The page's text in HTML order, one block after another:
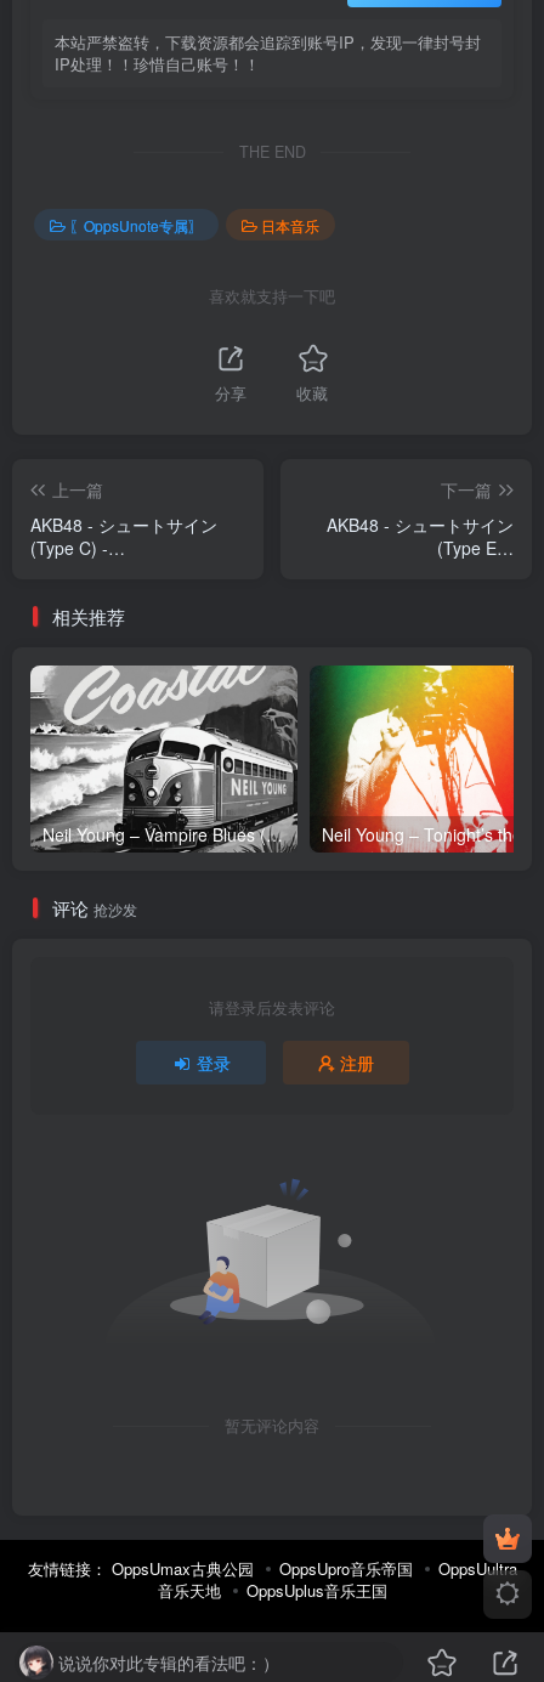
本站严禁盗转，下载资源都会追踪到账号IP，发现一律封号封
IP处理！！珍惜自己账号！！
THE END
〖OppsUnote专属〗 日本音乐
喜欢就支持一下吧
分享 收藏
上一篇
AKB48 - シュートサイン
(Type C) -
下一篇
AKB48 - シュートサイン
(Type E) -
相关推荐
Neil Young – Vampire Blues (Live) – Single(054391239303)【24bit／96.0kHz】土耳其区
评论 抢沙发
请登录后发表评论
登录 注册
暂无评论内容
友情链接： OppsUmax古典公园 OppsUpro音乐帝国
OppsUultra
音乐天地
OppsUplus音乐王国
说说你对此专辑的看法吧：）